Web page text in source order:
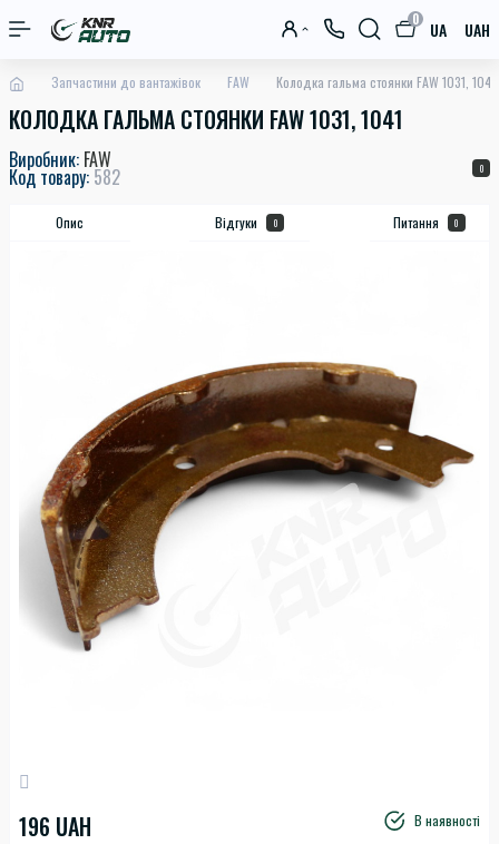
0 UA UAH
Запчастини до вантажівок FAW Колодка гальма стоянки FAW 1031, 1041
КОЛОДКА ГАЛЬМА СТОЯНКИ FAW 1031, 1041
Виробник: FAW
Код товару: 582 0
Опис Відгуки 0 Питання 0
196 UAH В наявності